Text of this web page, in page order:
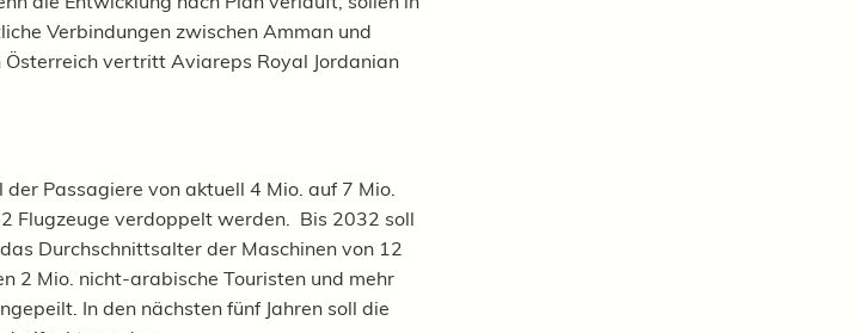
Verbindungen zwischen Amman und
vertritt Aviareps Royal Jordanian
Passagiere von aktuell 4 Mio. auf 7 Mio.
Flugzeuge verdoppelt werden. Bis 2032 soll
Durchschnittsalter der Maschinen von 12
2 Mio. nicht-arabische Touristen und mehr
In den nächsten fünf Jahren soll die